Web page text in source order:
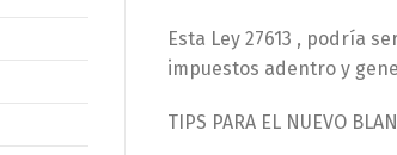
Esta Ley 27613 , podría
impuestos adentro y
TIPS PARA EL NUEVO